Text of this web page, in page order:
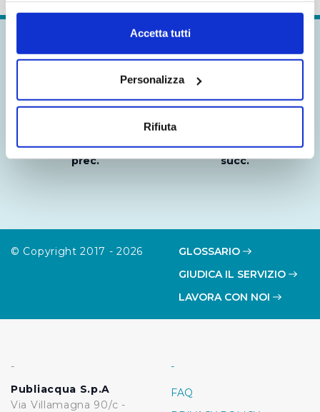
in cui avete effettuato le vostre scelte. È possibile
modificare o revocare il proprio consenso in qualsiasi
momento dalla Dichiarazione sui cookie o facendo clic
Con il tuo consenso, vorremmo anche:
raccogliere informazioni sulla tua posizione
modificare o ritirare il tuo consenso in qualsiasi momento
cookie possono essere inoltre utilizzati per analizzare il
Accetta tutti
Personalizza
Rifiuta
Notizia
prec.
Notizia
succ.
© Copyright 2017 - 2026
GLOSSARIO
GIUDICA IL SERVIZIO
LAVORA CON NOI
-
Publiacqua S.p.A
Via Villamagna 90/c -
-
FAQ